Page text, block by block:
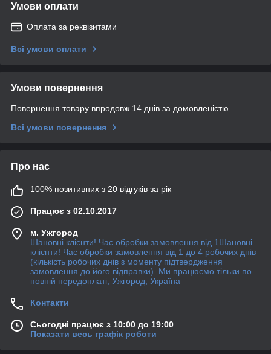
Умови оплати
Оплата за реквізитами
Всі умови оплати
Умови повернення
Повернення товару впродовж 14 днів за домовленістю
Всі умови повернення
Про нас
100% позитивних з 20 відгуків за рік
Працює з 02.10.2017
м. Ужгород
Шановні клієнти! Час обробки замовлення від 1Шановні
клієнти! Час обробки замовлення від 1 до 4 робочих днів
(кількість робочих днів з моменту підтвердження
замовлення до його відправки). Ми працюємо тільки по
повній передоплаті, Ужгород, Україна
Контакти
Сьогодні працює з 10:00 до 19:00
Показати весь графік роботи